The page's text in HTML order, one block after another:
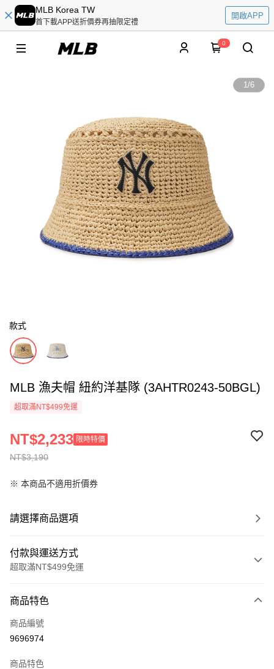
MLB Korea TW
首下載APP送折價券再抽限定禮
開啟APP
0
1/6
款式
MLB 漁夫帽 紐約洋基隊 (3AHTR0243-50BGL)
超取滿NT$499免運
NT$3,190
NT$2,233 限時特價
※ 本商品不適用折價券
請選擇商品選項
付款與運送方式
超取滿NT$499免運
信用卡一次付款
超商取貨付款
商品特色
商品編號
9696974
商品特色